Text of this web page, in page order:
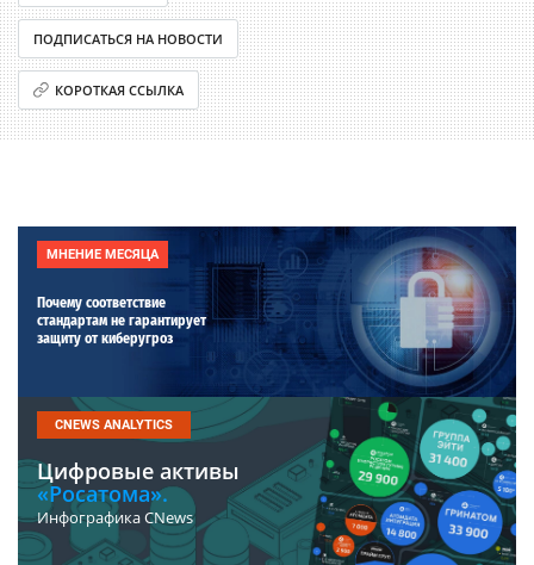
ПОДПИСАТЬСЯ НА НОВОСТИ
КОРОТКАЯ ССЫЛКА
МНЕНИЕ МЕСЯЦА
Почему соответствие
стандартам не гарантирует
защиту от киберугроз
CNEWS ANALYTICS
Цифровые активы
«Росатома».
Инфографика CNews